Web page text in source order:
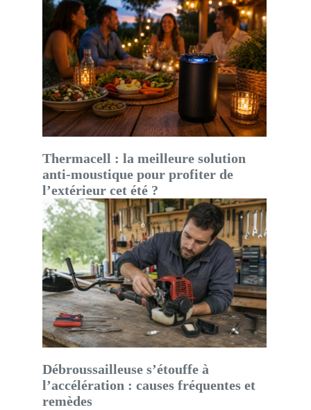
Thermacell : la meilleure solution
anti-moustique pour profiter de
l’extérieur cet été ?
Débroussailleuse s’étouffe à
l’accélération : causes fréquentes et
remèdes